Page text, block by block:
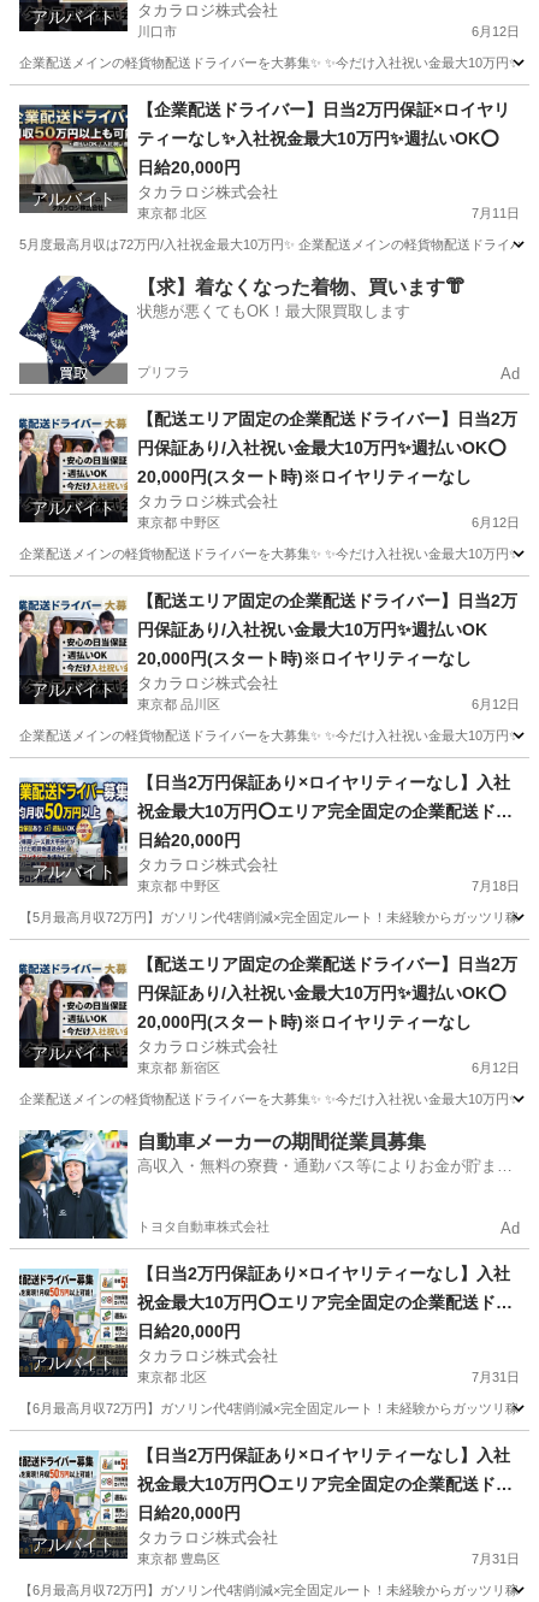
アルバイト タカラロジ株式会社
川口市 6月12日
企業配送メインの軽貨物配送ドライバーを大募集✨ ✨今だけ入社祝い金最大10万円✨
ドライバー 貨物
アルバイト
【企業配送ドライバー】日当2万円保証×ロイヤリ
ティーなし✨入社祝金最大10万円✨週払いOK⭕️
日給20,000円
タカラロジ株式会社
東京都 北区 7月11日
5月度最高月収は72万円/入社祝金最大10万円✨ 企業配送メインの軽貨物配送ドライ
東京 北区 ドライバー 貨物
【求】着なくなった着物、買います👘
状態が悪くてもOK！最大限買取します
プリフラ Ad
アルバイト
【配送エリア固定の企業配送ドライバー】日当2万
円保証あり/入社祝い金最大10万円✨週払いOK⭕️
20,000円(スタート時)※ロイヤリティーなし
タカラロジ株式会社
東京都 中野区 6月12日
企業配送メインの軽貨物配送ドライバーを大募集✨ ✨今だけ入社祝い金最大10万円✨
ドライバー 貨物
アルバイト
【配送エリア固定の企業配送ドライバー】日当2万
円保証あり/入社祝い金最大10万円✨週払いOK
20,000円(スタート時)※ロイヤリティーなし
タカラロジ株式会社
東京都 品川区 6月12日
企業配送メインの軽貨物配送ドライバーを大募集✨ ✨今だけ入社祝い金最大10万円✨
ドライバー 貨物
アルバイト
【日当2万円保証あり×ロイヤリティーなし】入社
祝金最大10万円⭕️エリア完全固定の企業配送ドラ
イバー
日給20,000円
タカラロジ株式会社
東京都 中野区 7月18日
【5月最高月収72万円】ガソリン代4割削減×完全固定ルート！未経験からガッツリ稼
ドライバー ロイヤリティ
アルバイト
【配送エリア固定の企業配送ドライバー】日当2万
円保証あり/入社祝い金最大10万円✨週払いOK⭕️
20,000円(スタート時)※ロイヤリティーなし
タカラロジ株式会社
東京都 新宿区 6月12日
企業配送メインの軽貨物配送ドライバーを大募集✨ ✨今だけ入社祝い金最大10万円✨
東京 新宿区 ドライバー 貨物
自動車メーカーの期間従業員募集
高収入・無料の寮費・通勤バス等によりお金が貯まり
トヨタ自動車株式会社 Ad
アルバイト
【日当2万円保証あり×ロイヤリティーなし】入社
祝金最大10万円⭕️エリア完全固定の企業配送ドラ
イバー
日給20,000円
タカラロジ株式会社
東京都 北区 7月31日
【6月最高月収72万円】ガソリン代4割削減×完全固定ルート！未経験からガッツリ稼
ドライバー ロイヤリティ
アルバイト
【日当2万円保証あり×ロイヤリティーなし】入社
祝金最大10万円⭕️エリア完全固定の企業配送ドラ
イバー
日給20,000円
タカラロジ株式会社
東京都 豊島区 7月31日
【6月最高月収72万円】ガソリン代4割削減×完全固定ルート！未経験からガッツリ稼